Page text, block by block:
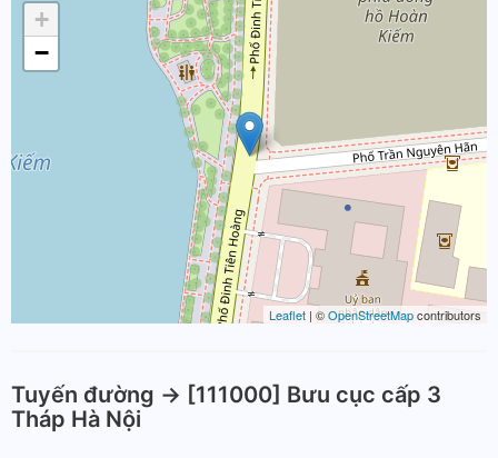
+
−
Leaflet | ©OpenStreetMapcontributors
Tuyến đường -> [111000] Bưu cục cấp 3
Tháp Hà Nội